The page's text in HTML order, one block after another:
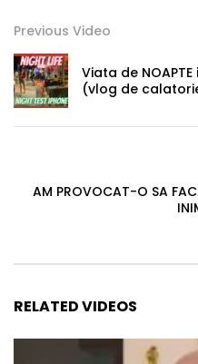
Previous Video
Viata de NOAPTE
(vlog de
AM PROVOCAT-O SA
RELATED VIDEOS